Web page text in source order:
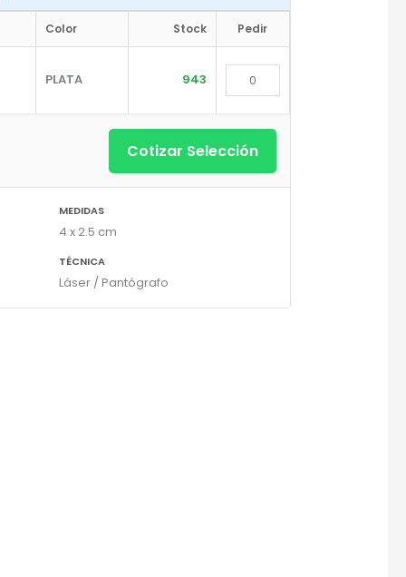
Color Stock Pedir
PLATA 943
Cotizar Selección
MEDIDAS
4 x 2.5 cm
TÉCNICA
Láser / Pantógrafo